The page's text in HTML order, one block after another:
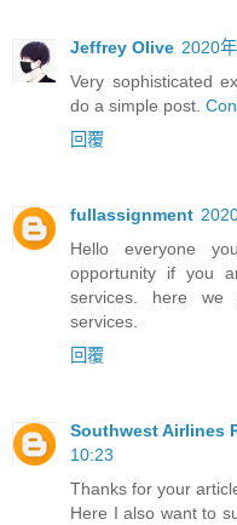
Jeffrey Olive 2020
Very sophisticated
do a simple post.
回覆
fullassignment
Hello everyone
opportunity if you
services. here we
services.
回覆
Southwest Airlines
10:23
Thanks for your
Here I also want to